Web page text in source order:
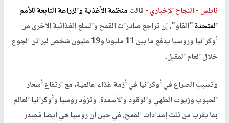
نابلس -النجاح الإخباري -قالتمنظمة الأغذية والزراعة التابعة للأمم
المتحدة"الفاو"، إن تراجع صادرات القمح والسلع الغذائية الأخرى من
أوكرانيا وروسيا يدفع ما بين 11 مليونا و19 مليون شخص لبراثن الجوع
خلال العام المقبل.
وتسبب الصراع في أوكرانيا في أزمة غذاء عالمية، مع ارتفاع أسعار
الحبوب وزيوت الطهي والوقود والأسمدة. وتزوّد روسيا وأوكرانيا العالم
بما يقرب من ثلث إمدادات القمح، في حين أن روسيا هي أيضا مُصدر